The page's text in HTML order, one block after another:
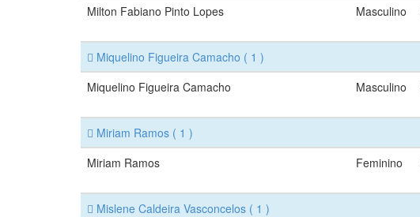
Milton Fabiano Pinto Lopes
Masculino
Miquelino Figueira Camacho ( 1 )
Miquelino Figueira Camacho
Masculino
Miriam Ramos ( 1 )
Miriam Ramos
Feminino
Mislene Caldeira Vasconcelos ( 1 )